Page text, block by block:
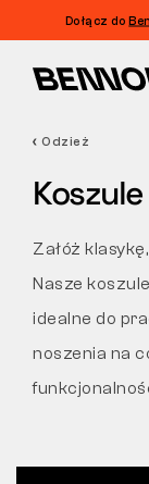
Dołącz do
Barefoot
Outdoor
Obuwie
Odzież
Koszule
Załóż
Nasze
idealne do
noszenia na
Filtrowanie
WŁAŚCIWOŚCI